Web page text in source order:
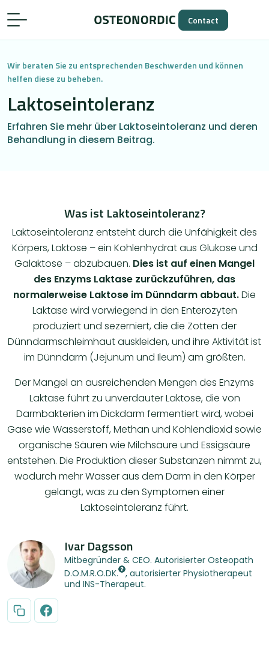
Contact
Wir beraten Sie zu entsprechenden Beschwerden und können
helfen diese zu beheben.
Laktoseintoleranz
Erfahren Sie mehr über Laktoseintoleranz und deren
Behandlung in diesem Beitrag.
Was ist Laktoseintoleranz?
Laktoseintoleranz entsteht durch die Unfähigkeit des
Körpers, Laktose – ein Kohlenhydrat aus Glukose und
Galaktose – abzubauen. Dies ist auf einen Mangel
des Enzyms Laktase zurückzuführen, das
normalerweise Laktose im Dünndarm abbaut.Die
Laktase wird vorwiegend in den Enterozyten
produziert und sezerniert, die die Zotten der
Dünndarmschleimhaut auskleiden, und ihre Aktivität ist
im Dünndarm (Jejunum und Ileum) am größten.
Der Mangel an ausreichenden Mengen des Enzyms
Laktase führt zu unverdauter Laktose, die von
Darmbakterien im Dickdarm fermentiert wird, wobei
Gase wie Wasserstoff, Methan und Kohlendioxid sowie
organische Säuren wie Milchsäure und Essigsäure
entstehen. Die Produktion dieser Substanzen nimmt zu,
wodurch mehr Wasser aus dem Darm in den Körper
gelangt, was zu den Symptomen einer
Laktoseintoleranz führt.​
Ivar Dagsson
Mitbegründer & CEO. Autorisierter Osteopath
D.O.M.R.O.DK.
, autorisierter Physiotherapeut
und INS-Therapeut.